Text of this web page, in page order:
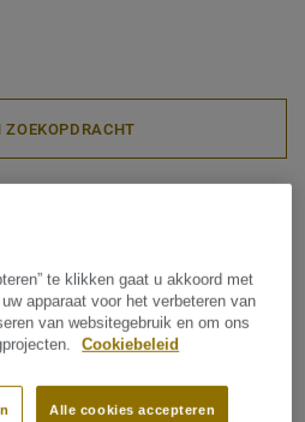
ZOEKOPDRACHT
te klikken gaat u akkoord met
apparaat voor het verbeteren van
van websitegebruik en om ons
Cookiebeleid
Alle cookies accepteren